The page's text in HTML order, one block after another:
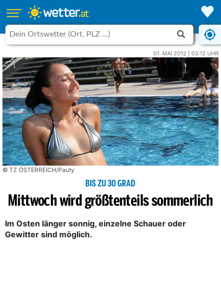
01. MAI 2012 | 03:12 UHR
© TZ ÖSTERREICH/Pauty
BIS ZU 30 GRAD
Mittwoch wird größtenteils sommerlich
Im Osten länger sonnig, einzelne Schauer oder
Gewitter sind möglich.